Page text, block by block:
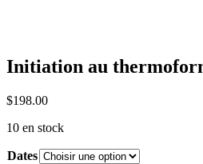
Initiation au
$198.00
10 en stock
Dates